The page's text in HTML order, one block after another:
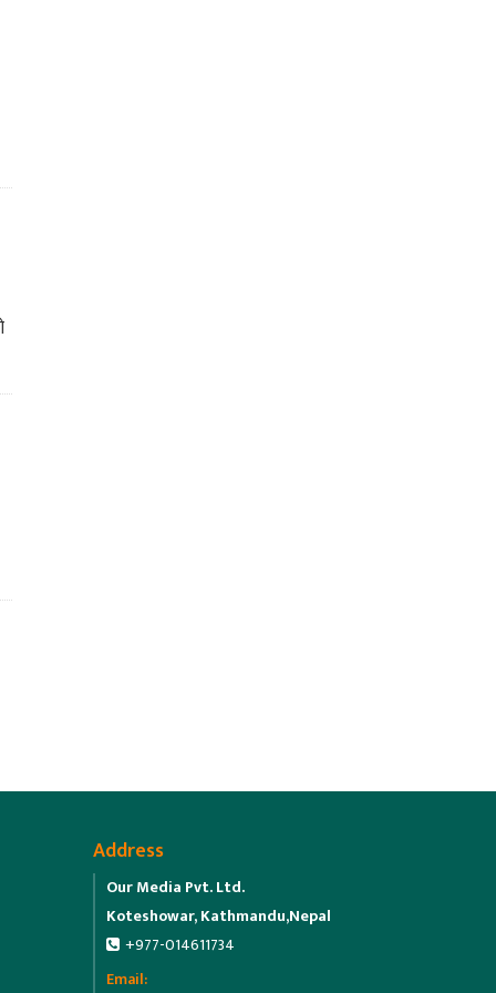
Address
Our Media Pvt. Ltd.
Koteshowar, Kathmandu,Nepal
+977-014611734
Email: